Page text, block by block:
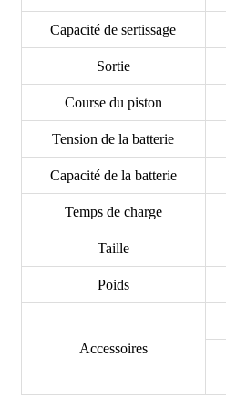
Capacité de sertissage
Sortie
Course du piston
Tension de la batterie
Capacité de la batterie
Temps de charge
Taille
Poids
Accessoires